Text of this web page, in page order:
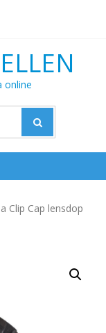
online
Clip Cap lensdop